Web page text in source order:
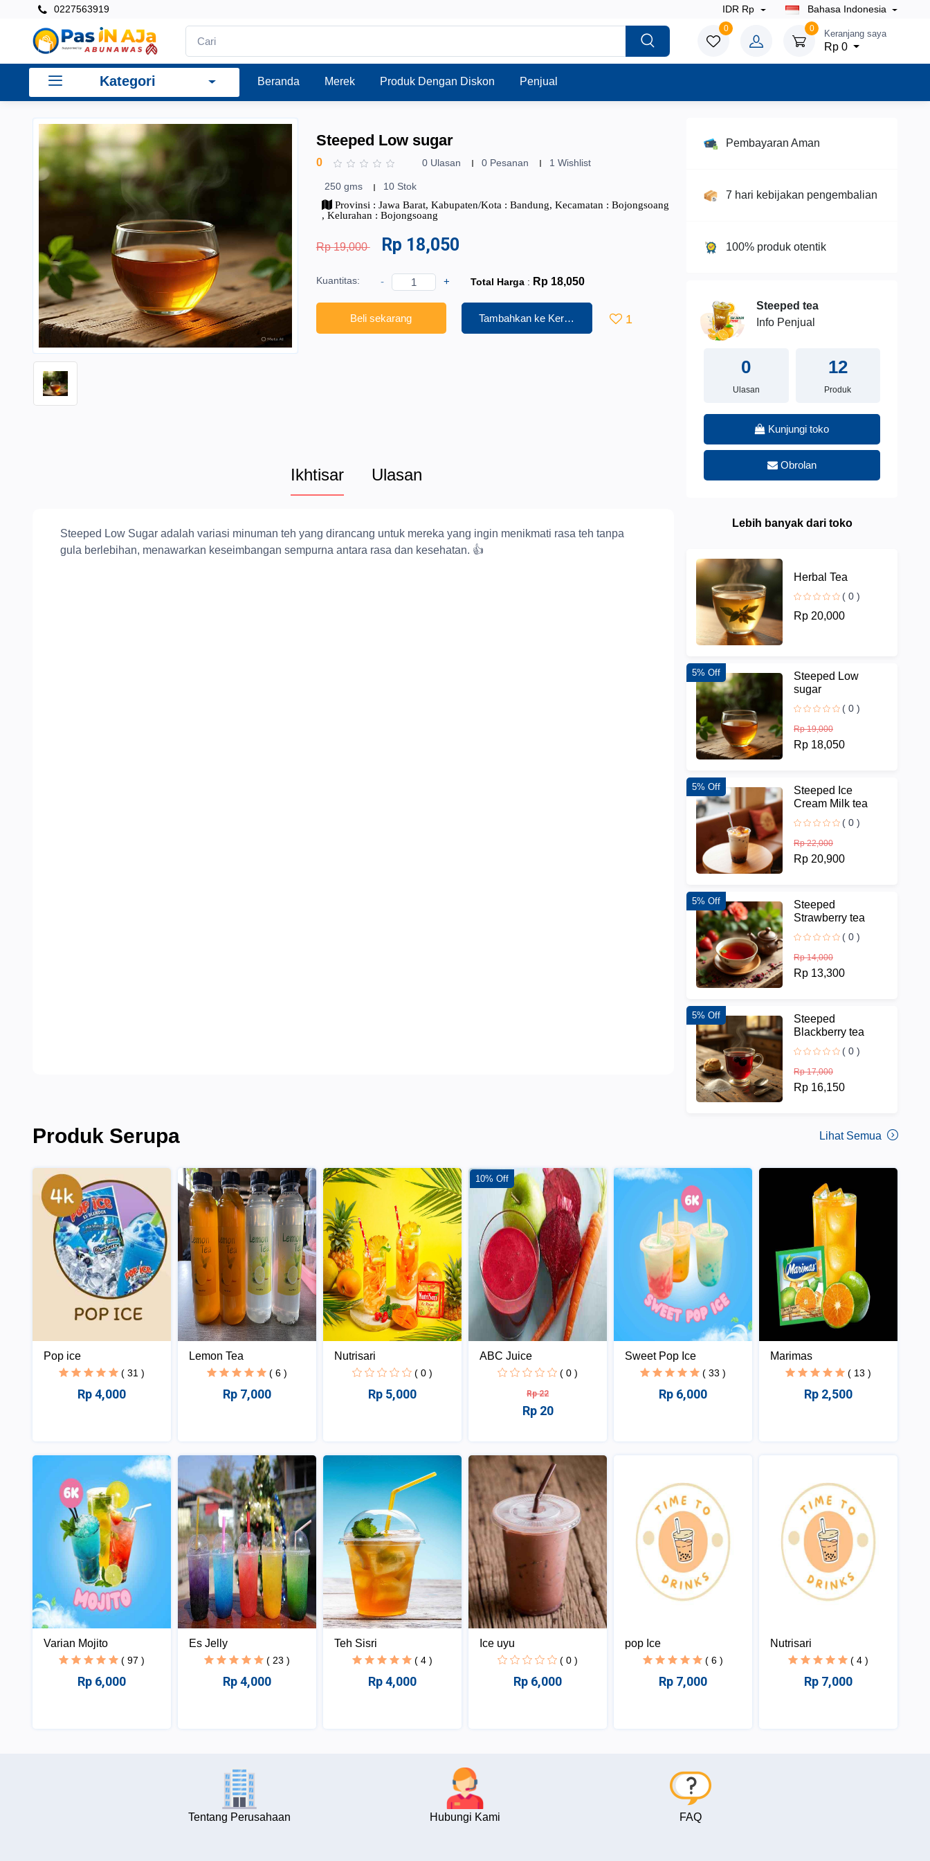
0227563919 IDR Rp Bahasa Indonesia
0 0 Keranjang saya
Rp 0
Kategori Beranda Merek Produk Dengan Diskon Penjual
Steeped Low sugar
0 0 Ulasan 0 Pesanan 1 Wishlist
250 gms 10 Stok
Provinsi : Jawa Barat, Kabupaten/Kota : Bandung, Kecamatan : Bojongsoang
, Kelurahan : Bojongsoang
Rp 19,000 Rp 18,050
Kuantitas: - + Total Harga: Rp 18,050
Beli sekarang Tambahkan ke Keranjang 1
Ikhtisar Ulasan
Steeped Low Sugar adalah variasi minuman teh yang dirancang untuk mereka yang ingin menikmati rasa teh tanpa
gula berlebihan, menawarkan keseimbangan sempurna antara rasa dan kesehatan. 👍
Pembayaran Aman
7 hari kebijakan pengembalian
100% produk otentik
Steeped tea
Info Penjual
0
Ulasan
12
Produk
Kunjungi toko
Obrolan
Lebih banyak dari toko
Herbal Tea
( 0 )
Rp 20,000
5% Off
Steeped Low
sugar
( 0 )
Rp 19,000
Rp 18,050
5% Off
Steeped Ice
Cream Milk tea
( 0 )
Rp 22,000
Rp 20,900
5% Off
Steeped
Strawberry tea
( 0 )
Rp 14,000
Rp 13,300
5% Off
Steeped
Blackberry tea
( 0 )
Rp 17,000
Rp 16,150
Produk Serupa Lihat Semua
Pop ice
( 31 )
Rp 4,000
Lemon Tea
( 6 )
Rp 7,000
Nutrisari
( 0 )
Rp 5,000
10% Off
ABC Juice
( 0 )
Rp 22
Rp 20
Sweet Pop Ice
( 33 )
Rp 6,000
Marimas
( 13 )
Rp 2,500
Varian Mojito
( 97 )
Rp 6,000
Es Jelly
( 23 )
Rp 4,000
Teh Sisri
( 4 )
Rp 4,000
Ice uyu
( 0 )
Rp 6,000
pop Ice
( 6 )
Rp 7,000
Nutrisari
( 4 )
Rp 7,000
Tentang Perusahaan Hubungi Kami FAQ